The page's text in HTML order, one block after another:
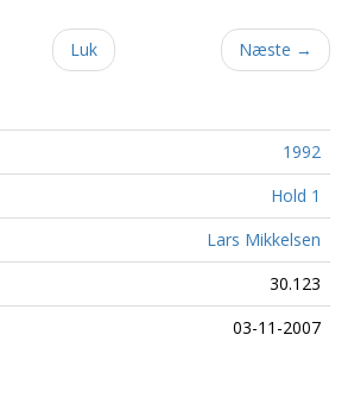
Luk Næste →
1992
Hold 1
Lars Mikkelsen
30.123
03-11-2007